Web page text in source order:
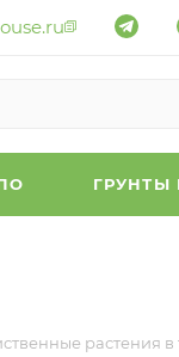
ГРУНТЫ
растения